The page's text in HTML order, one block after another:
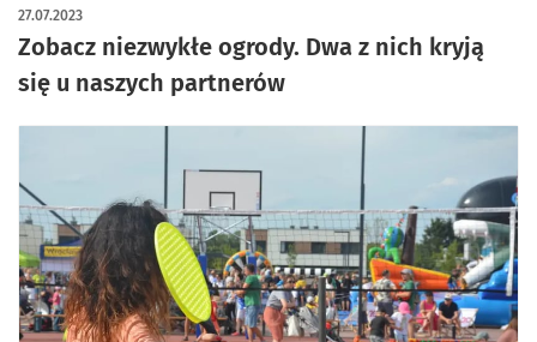
Zobacz niezwykłe ogrody. Dwa z nich kryją
się u naszych partnerów
27.07.2023